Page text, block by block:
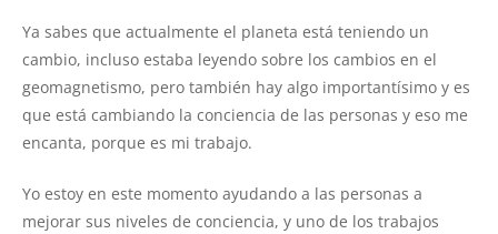
Ya sabes que actualmente el planeta está teniendo un
cambio, incluso estaba leyendo sobre los cambios en el
geomagnetismo, pero también hay algo importantísimo y es
que está cambiando la conciencia de las personas y eso me
encanta, porque es mi trabajo.
Yo estoy en este momento ayudando a las personas a
mejorar sus niveles de conciencia, y uno de los trabajos